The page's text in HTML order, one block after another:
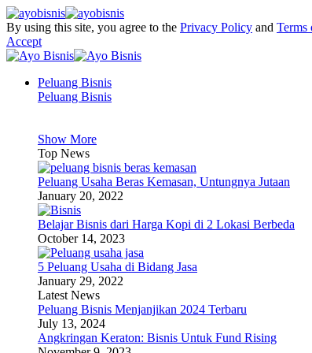
By using this site, you agree to the Privacy Policy and Terms
Accept
Peluang Bisnis
Peluang Bisnis
Show More
Top News
Peluang Usaha Beras Kemasan, Untungnya Jutaan
January 20, 2022
Belajar Bisnis dari Harga Kopi di 2 Lokasi Berbeda
October 14, 2023
5 Peluang Usaha di Bidang Jasa
January 29, 2022
Latest News
Peluang Bisnis Menjanjikan 2024 Terbaru
July 13, 2024
Angkringan Keraton: Bisnis Untuk Fund Rising